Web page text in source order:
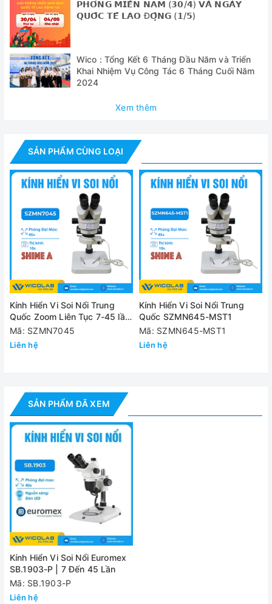
- Cặp thị kính WF10x/20mm
- Tấm phủ máy + hộp xốp đựng máy
- Tài liệu hướng dẫn sử dụng
Thông số
Đầu quan sát
núm điều
Khoảng cách điều chỉnh
55mm
Cặp thị kính trường rộng
WF10x,
nắp đậy
Vật kính điều chỉnh
0,7x tới
lần với
4.4 mm
Khoảng cách làm việc
100mm
Trường quan sát
từ
Chiều cao mẫu vật tối đa
Đánh giá
𝗣𝗛𝗢́𝗡𝗚 𝗠𝗜𝗘̂̀𝗡 𝗡𝗔𝗠 (𝟯𝟬/𝟰) 𝗩𝗔̀ 𝗡𝗚𝗔̀𝗬
𝗤𝗨𝗢̂́𝗖 𝗧𝗘̂́ 𝗟𝗔𝗢 Đ𝗢̣̂𝗡𝗚 (𝟭/𝟱)
Wico : Tổng Kết 6 Tháng Đầu Năm và Triển
Khai Nhiệm Vụ Công Tác 6 Tháng Cuối Năm
2024
Xem thêm
SẢN PHẨM CÙNG LOẠI
Kính Hiển Vi Soi Nổi Trung
Quốc Zoom Liên Tục 7-45 lần
SZMN7045
Mã: SZMN7045
Liên hệ
Kính Hiển Vi Soi Nổi Trung
Quốc SZMN645-MST1
Mã: SZMN645-MST1
Liên hệ
SẢN PHẨM ĐÃ XEM
Kính Hiển Vi Soi Nổi Euromex
SB.1903-P | 7 Đến 45 Lần
Mã: SB.1903-P
Liên hệ